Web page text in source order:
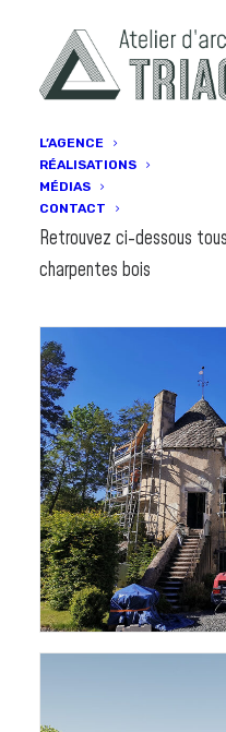
L’AGENCE
RÉALISATIONS
MÉDIAS
CONTACT
Charpente
Retrouvez ci-dessous
charpentes bois